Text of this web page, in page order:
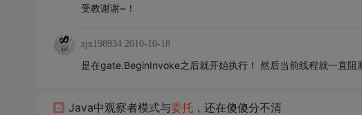
受教谢谢~！
zjx198934 2010-10-18
是在gate.BeginInvoke之后就开始执行！ 然后当前线程就一直阻
Java中观察者模式与委托，还在傻傻分不清